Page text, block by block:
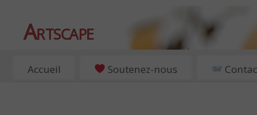
Artscape
EXPOSITIONS, ART ET CULTURE À PARIS
Accueil Soutenez-nous